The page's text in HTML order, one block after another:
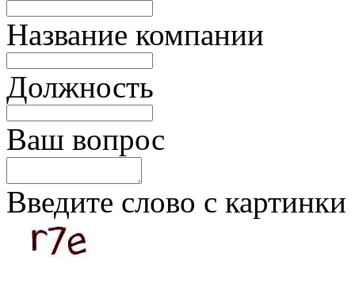
Название компании
Должность
Ваш вопрос
Введите слово с картинки